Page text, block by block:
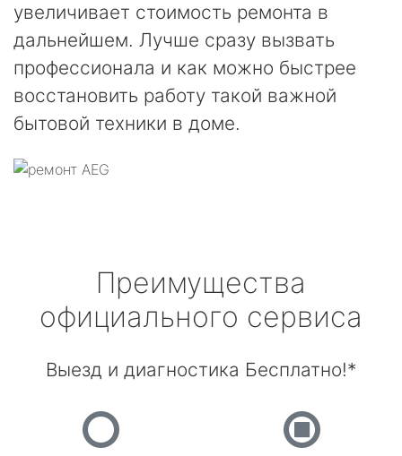
увеличивает стоимость ремонта в
дальнейшем. Лучше сразу вызвать
профессионала и как можно быстрее
восстановить работу такой важной
бытовой техники в доме.
Преимущества
официального сервиса
Выезд и диагностика Бесплатно!*